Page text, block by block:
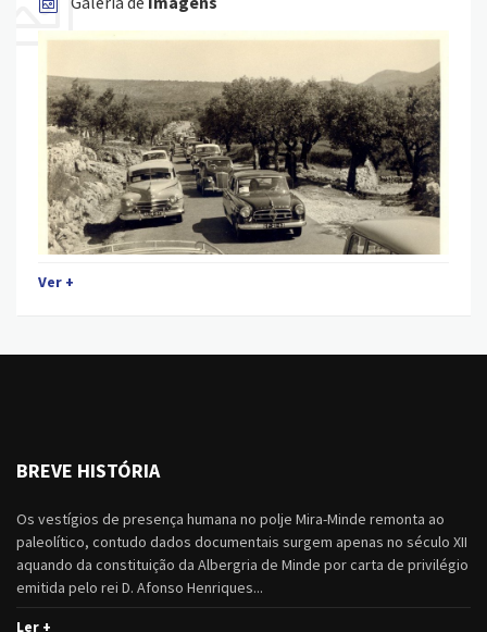
Ver +
BREVE HISTÓRIA
Os vestígios de presença humana no polje Mira-Minde remonta ao
paleolítico, contudo dados documentais surgem apenas no século XII
aquando da constituição da Albergria de Minde por carta de privilégio
emitida pelo rei D. Afonso Henriques...
Ler +